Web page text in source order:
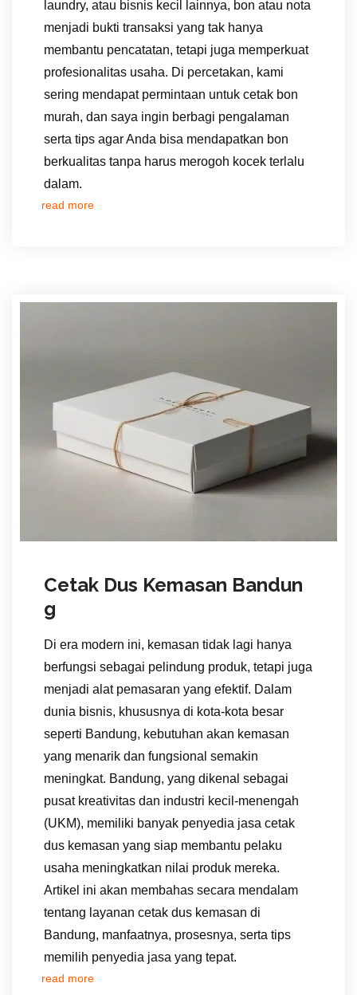
laundry, atau bisnis kecil lainnya, bon atau nota
menjadi bukti transaksi yang tak hanya
membantu pencatatan, tetapi juga memperkuat
profesionalitas usaha. Di percetakan, kami
sering mendapat permintaan untuk cetak bon
murah, dan saya ingin berbagi pengalaman
serta tips agar Anda bisa mendapatkan bon
berkualitas tanpa harus merogoh kocek terlalu
dalam.
read more
Cetak Dus Kemasan Bandun
g
Di era modern ini, kemasan tidak lagi hanya
berfungsi sebagai pelindung produk, tetapi juga
menjadi alat pemasaran yang efektif. Dalam
dunia bisnis, khususnya di kota-kota besar
seperti Bandung, kebutuhan akan kemasan
yang menarik dan fungsional semakin
meningkat. Bandung, yang dikenal sebagai
pusat kreativitas dan industri kecil-menengah
(UKM), memiliki banyak penyedia jasa cetak
dus kemasan yang siap membantu pelaku
usaha meningkatkan nilai produk mereka.
Artikel ini akan membahas secara mendalam
tentang layanan cetak dus kemasan di
Bandung, manfaatnya, prosesnya, serta tips
memilih penyedia jasa yang tepat.
read more